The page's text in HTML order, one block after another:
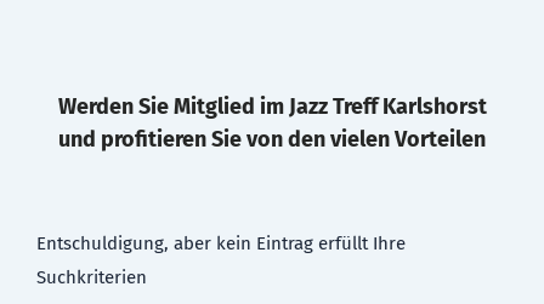
Werden Sie Mitglied im Jazz Treff Karlshorst
und profitieren Sie von den vielen Vorteilen
Entschuldigung, aber kein Eintrag erfüllt Ihre
Suchkriterien